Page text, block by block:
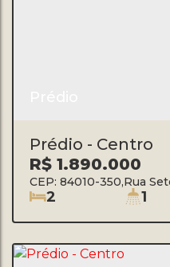
Prédio - Centro
R$1.890.000
CEP: 84010-350,Rua
2 1